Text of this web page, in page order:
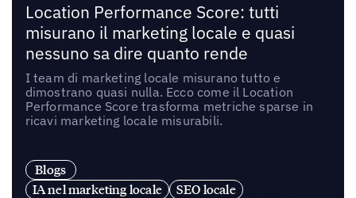
Location Performance Score: tutti
misurano il marketing locale e quasi
nessuno sa dire quanto rende
I team di marketing locale misurano tutto e
dimostrano quasi nulla. Ecco come il Location
Performance Score trasforma metriche sparse in
ricavi marketing locale misurabili.
Blogs
IA nel marketing locale
SEO locale